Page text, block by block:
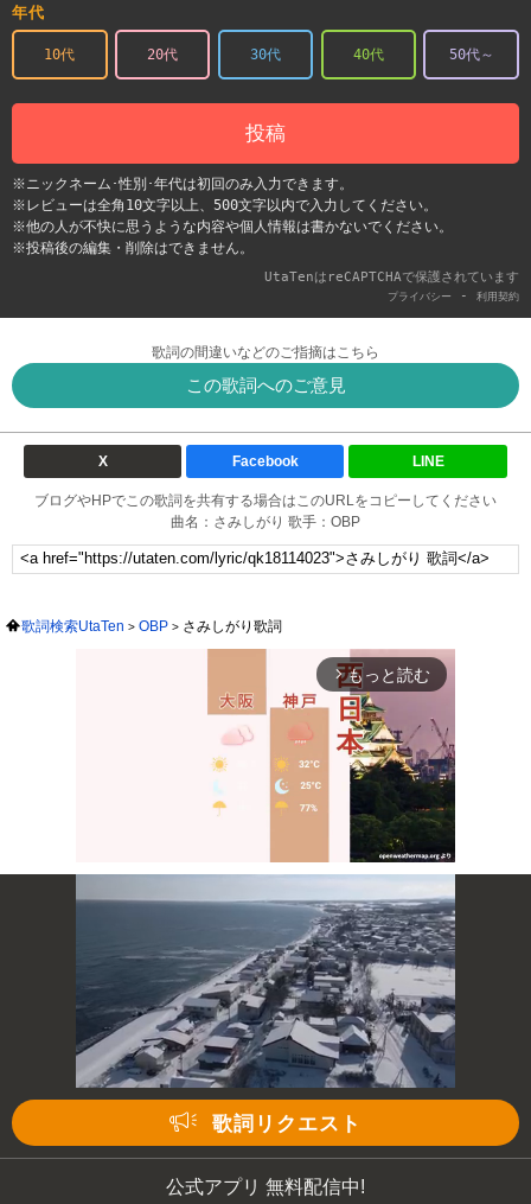
年代
10代 20代 30代 40代 50代～
投稿
※ニックネーム･性別･年代は初回のみ入力できます。
※レビューは全角10文字以上、500文字以内で入力してください。
※他の人が不快に思うような内容や個人情報は書かないでください。
※投稿後の編集・削除はできません。
UtaTenはreCAPTCHAで保護されています
プライバシー - 利用契約
歌詞の間違いなどのご指摘はこちら
この歌詞へのご意見
X Facebook LINE
ブログやHPでこの歌詞を共有する場合はこのURLをコピーしてください
曲名：さみしがり 歌手：OBP
歌詞検索UtaTen OBP さみしがり歌詞
arrow_forward_ios もっと読む
Mute
次の動画まで 3 キャンセル
歌詞リクエスト
公式アプリ 無料配信中!